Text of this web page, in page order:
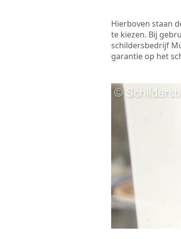
Hierboven staan
te kiezen. Bij
schildersbedrijf
garantie op het